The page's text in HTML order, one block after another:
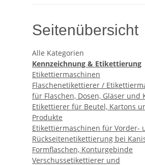
Seitenübersicht
Alle Kategorien
Kennzeichnung & Etikettierung
Etikettiermaschinen
Flaschenetikettierer /
für Flaschen, Dosen, Gläser und
Etikettierer für Beutel, Kartons
Produkte
Etikettiermaschinen für Vorder-
Rückseitenetikettierung bei
Formflaschen, Konturgebinde
Verschussetikettierer und